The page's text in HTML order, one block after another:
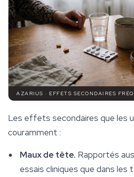
AZARIUS · EFFETS SECONDAIRES
Les effets secondaires que les
couramment :
Maux de tête. Rapportés
essais cliniques que dans les